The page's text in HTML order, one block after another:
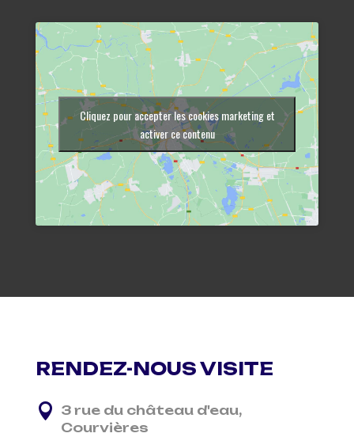
Cliquez pour accepter les cookies marketing et
activer ce contenu
RENDEZ-NOUS VISITE
 3 rue du château d'eau,
Courvières